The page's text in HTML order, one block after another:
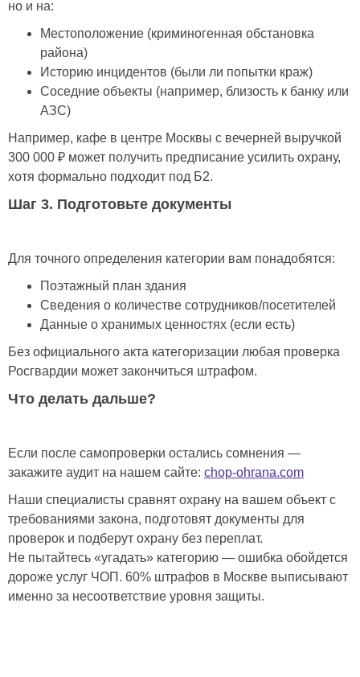
но и на:
Местоположение (криминогенная обстановка
района)
Историю инцидентов (были ли попытки краж)
Соседние объекты (например, близость к банку или
АЗС)
Например, кафе в центре Москвы с вечерней выручкой
300 000 ₽ может получить предписание усилить охрану,
хотя формально подходит под Б2.
Шаг 3. Подготовьте документы
Для точного определения категории вам понадобятся:
Поэтажный план здания
Сведения о количестве сотрудников/посетителей
Данные о хранимых ценностях (если есть)
Без официального акта категоризации любая проверка
Росгвардии может закончиться штрафом.
Что делать дальше?
Если после самопроверки остались сомнения —
закажите аудит на нашем сайте: chop-ohrana.com
Наши специалисты сравнят охрану на вашем объект с
требованиями закона, подготовят документы для
проверок и подберут охрану без переплат.
Не пытайтесь «угадать» категорию — ошибка обойдется
дороже услуг ЧОП. 60% штрафов в Москве выписывают
именно за несоответствие уровня защиты.